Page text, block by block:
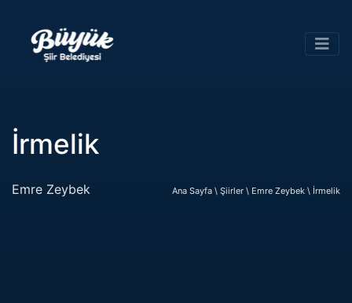
İrmelik
Emre Zeybek Ana Sayfa \ Şiirler \ Emre Zeybek \ İrmelik